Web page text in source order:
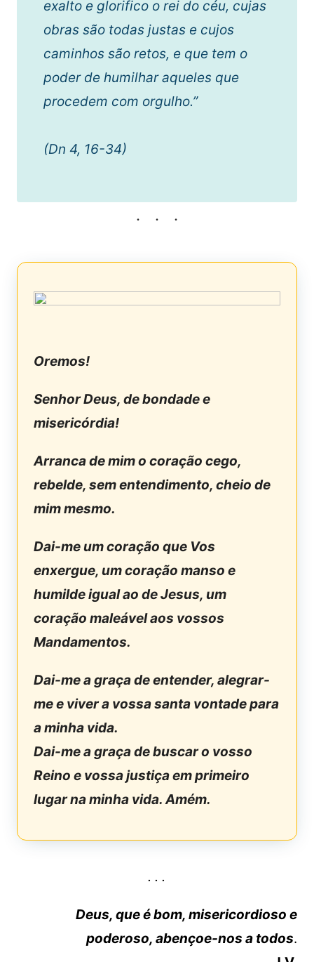
exalto e glorifico o rei do céu, cujas
obras são todas justas e cujos
caminhos são retos, e que tem o
poder de humilhar aqueles que
procedem com orgulho.”
(Dn 4, 16-34)
Oremos!
Senhor Deus, de bondade e
misericórdia!
Arranca de mim o coração cego,
rebelde, sem entendimento, cheio de
mim mesmo.
Dai-me um coração que Vos
enxergue, um coração manso e
humilde igual ao de Jesus, um
coração maleável aos vossos
Mandamentos.
Dai-me a graça de entender, alegrar-
me e viver a vossa santa vontade para
a minha vida.
Dai-me a graça de buscar o vosso
Reino e vossa justiça em primeiro
lugar na minha vida. Amém.
. . .
Deus, que é bom, misericordioso e
poderoso, abençoe-nos a todos.